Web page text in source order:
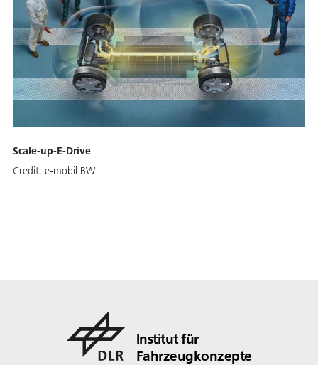
Scale-up-E-Drive
Credit: e-mobil BW
Institut für
Fahrzeugkonzepte